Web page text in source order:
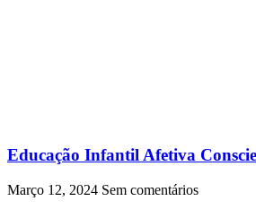
Educação Infantil Afetiva
Março 12, 2024 Sem comentários